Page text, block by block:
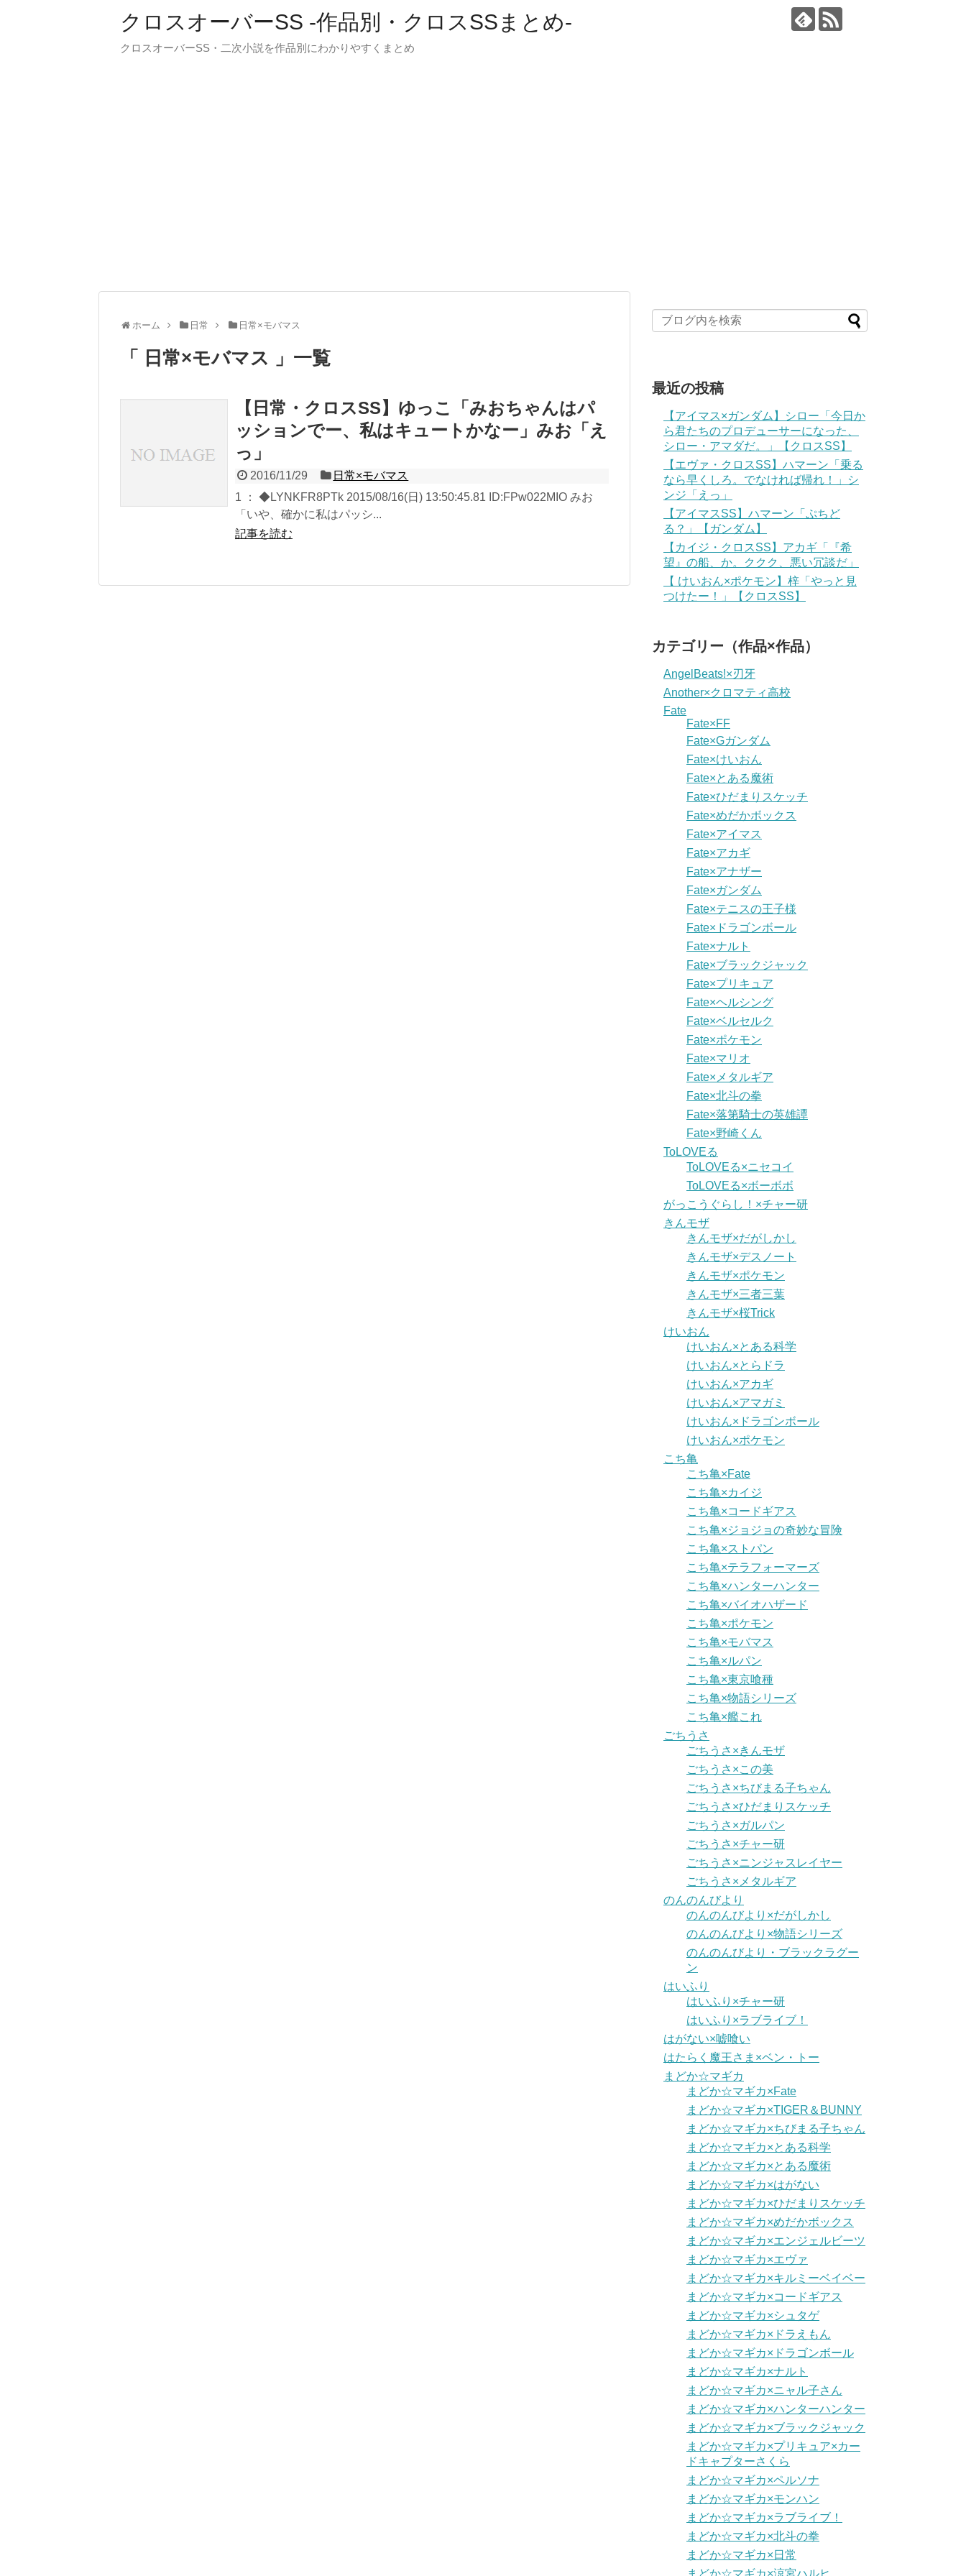
クロスオーバーSS -作品別・クロスSSまとめ-
クロスオーバーSS・二次小説を作品別にわかりやすくまとめ
ホーム 日常 日常×モバマス
「 日常×モバマス 」一覧
【日常・クロスSS】ゆっこ「みおちゃんはパ
ッションでー、私はキュートかなー」みお「え
っ」
2016/11/29
日常×モバマス
1 ： ◆LYNKFR8PTk 2015/08/16(日) 13:50:45.81 ID:FPw022MIO みお
「いや、確かに私はパッシ...
記事を読む
最近の投稿
【アイマス×ガンダム】シロー「今日か
ら君たちのプロデューサーになった、
シロー・アマダだ。」【クロスSS】
【エヴァ・クロスSS】ハマーン「乗る
なら早くしろ。でなければ帰れ！」シ
ンジ「えっ」
【アイマスSS】ハマーン「ぷちど
る？」【ガンダム】
【カイジ・クロスSS】アカギ「『希
望』の船、か。ククク、悪い冗談だ」
【 けいおん×ポケモン】梓「やっと見
つけたー！」【クロスSS】
カテゴリー（作品×作品）
AngelBeats!×刃牙
Another×クロマティ高校
Fate
Fate×FF
Fate×Gガンダム
Fate×けいおん
Fate×とある魔術
Fate×ひだまりスケッチ
Fate×めだかボックス
Fate×アイマス
Fate×アカギ
Fate×アナザー
Fate×ガンダム
Fate×テニスの王子様
Fate×ドラゴンボール
Fate×ナルト
Fate×ブラックジャック
Fate×プリキュア
Fate×ヘルシング
Fate×ベルセルク
Fate×ポケモン
Fate×マリオ
Fate×メタルギア
Fate×北斗の拳
Fate×落第騎士の英雄譚
Fate×野崎くん
ToLOVEる
ToLOVEる×ニセコイ
ToLOVEる×ボーボボ
がっこうぐらし！×チャー研
きんモザ
きんモザ×だがしかし
きんモザ×デスノート
きんモザ×ポケモン
きんモザ×三者三葉
きんモザ×桜Trick
けいおん
けいおん×とある科学
けいおん×とらドラ
けいおん×アカギ
けいおん×アマガミ
けいおん×ドラゴンボール
けいおん×ポケモン
こち亀
こち亀×Fate
こち亀×カイジ
こち亀×コードギアス
こち亀×ジョジョの奇妙な冒険
こち亀×ストパン
こち亀×テラフォーマーズ
こち亀×ハンターハンター
こち亀×バイオハザード
こち亀×ポケモン
こち亀×モバマス
こち亀×ルパン
こち亀×東京喰種
こち亀×物語シリーズ
こち亀×艦これ
ごちうさ
ごちうさ×きんモザ
ごちうさ×この美
ごちうさ×ちびまる子ちゃん
ごちうさ×ひだまりスケッチ
ごちうさ×ガルパン
ごちうさ×チャー研
ごちうさ×ニンジャスレイヤー
ごちうさ×メタルギア
のんのんびより
のんのんびより×だがしかし
のんのんびより×物語シリーズ
のんのんびより・ブラックラグー
ン
はいふり
はいふり×チャー研
はいふり×ラブライブ！
はがない×嘘喰い
はたらく魔王さま×ベン・トー
まどか☆マギカ
まどか☆マギカ×Fate
まどか☆マギカ×TIGER＆BUNNY
まどか☆マギカ×ちびまる子ちゃん
まどか☆マギカ×とある科学
まどか☆マギカ×とある魔術
まどか☆マギカ×はがない
まどか☆マギカ×ひだまりスケッチ
まどか☆マギカ×めだかボックス
まどか☆マギカ×エンジェルビーツ
まどか☆マギカ×エヴァ
まどか☆マギカ×キルミーベイベー
まどか☆マギカ×コードギアス
まどか☆マギカ×シュタゲ
まどか☆マギカ×ドラえもん
まどか☆マギカ×ドラゴンボール
まどか☆マギカ×ナルト
まどか☆マギカ×ニャル子さん
まどか☆マギカ×ハンターハンター
まどか☆マギカ×ブラックジャック
まどか☆マギカ×プリキュア×カー
ドキャプターさくら
まどか☆マギカ×ペルソナ
まどか☆マギカ×モンハン
まどか☆マギカ×ラブライブ！
まどか☆マギカ×北斗の拳
まどか☆マギカ×日常
まどか☆マギカ×涼宮ハルヒ